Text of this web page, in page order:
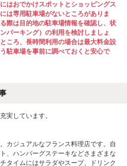
はおでかけスポットとショッピングス
は専用駐車場がないところがありま
際は目的地の駐車場情報を確認し、状
パーキング）の利用を検討しましょ
ころ、長時間利用の場合は最大料金設
駐車場を事前に調べておくと安心で
実しています。
カジュアルなフランス料理店です。自
、ハンバーグステーキなどさまざまな
タイムにはサラダやスープ、ドリンク